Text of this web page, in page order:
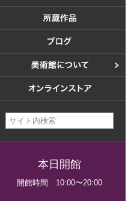
本日開館
開館時間 10:00〜20:00